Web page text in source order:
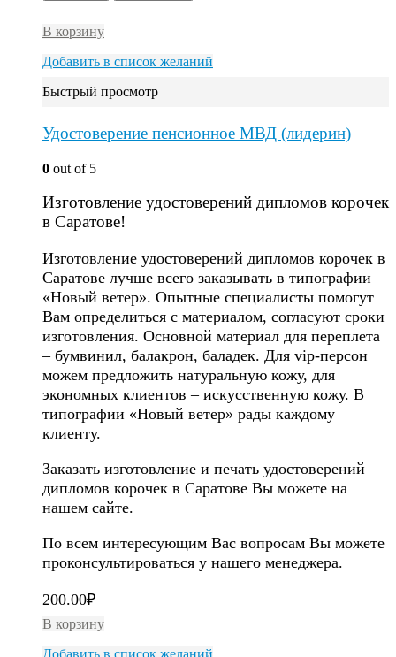
В корзину
Добавить в список желаний
Быстрый просмотр
Удостоверение пенсионное МВД (лидерин)
0 out of 5
Изготовление удостоверений дипломов корочек
в Саратове!
Изготовление удостоверений дипломов корочек в
Саратове лучше всего заказывать в типографии
«Новый ветер». Опытные специалисты помогут
Вам определиться с материалом, согласуют сроки
изготовления. Основной материал для переплета
– бумвинил, балакрон, баладек. Для vip-персон
можем предложить натуральную кожу, для
экономных клиентов – искусственную кожу. В
типографии «Новый ветер» рады каждому
клиенту.
Заказать изготовление и печать удостоверений
дипломов корочек в Саратове Вы можете на
нашем сайте.
По всем интересующим Вас вопросам Вы можете
проконсультироваться у нашего менеджера.
200.00₽
В корзину